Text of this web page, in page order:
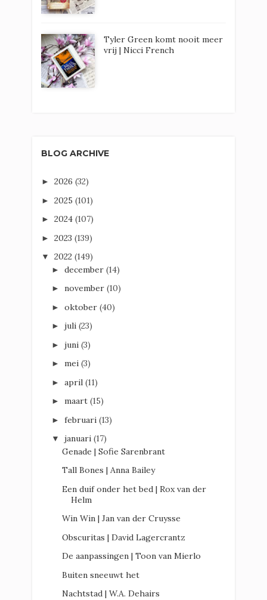
Tyler Green komt nooit meer
vrij | Nicci French
BLOG ARCHIVE
► 2026 (32)
► 2025 (101)
► 2024 (107)
► 2023 (139)
▼ 2022 (149)
► december (14)
► november (10)
► oktober (40)
► juli (23)
► juni (3)
► mei (3)
► april (11)
► maart (15)
► februari (13)
▼ januari (17)
Genade | Sofie Sarenbrant
Tall Bones | Anna Bailey
Een duif onder het bed | Rox van der
Helm
Win Win | Jan van der Cruysse
Obscuritas | David Lagercrantz
De aanpassingen | Toon van Mierlo
Buiten sneeuwt het
Nachtstad | W.A. Dehairs